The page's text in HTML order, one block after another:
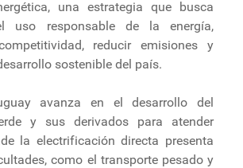
una estrategia que busca
uso responsable de la energía,
reducir emisiones y
sostenible del país.
avanza en el desarrollo del
y sus derivados para atender
la electrificación directa presenta
como el transporte pesado y